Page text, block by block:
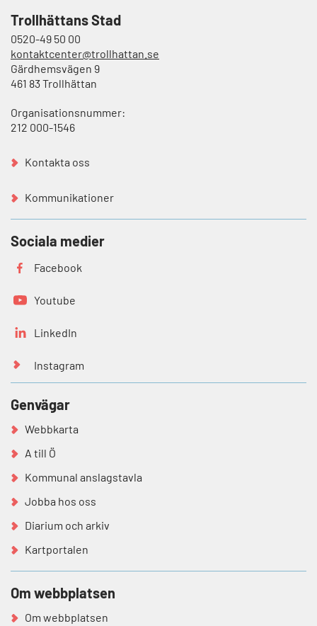
Trollhättans Stad
0520-49 50 00
kontaktcenter@trollhattan.se
Gärdhemsvägen 9
461 83 Trollhättan
Organisationsnummer:
212 000-1546
Kontakta oss
Kommunikationer
Sociala medier
Facebook
Youtube
LinkedIn
Instagram
Genvägar
Webbkarta
A till Ö
Kommunal anslagstavla
Jobba hos oss
Diarium och arkiv
Kartportalen
Om webbplatsen
Om webbplatsen